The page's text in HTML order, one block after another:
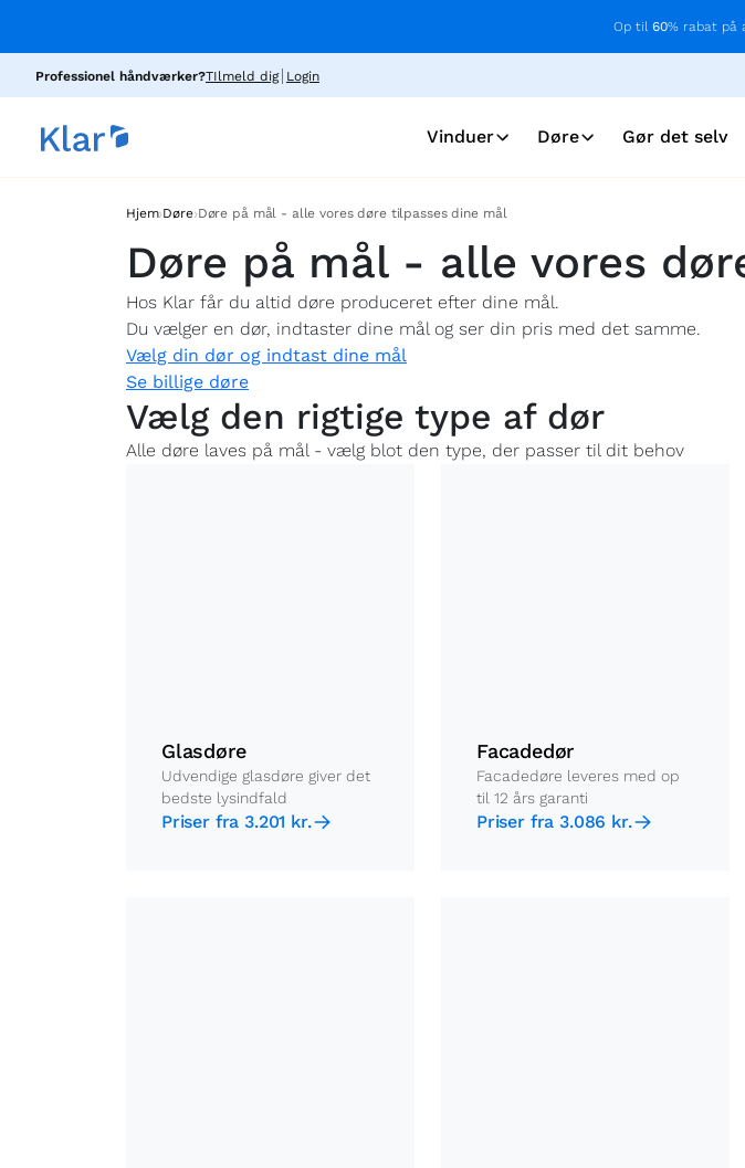
Op til 60% rabat på
Professionel håndværker?TIlmeld dig Login
Vinduer Døre Gør det selv
Hjem›Døre›Døre på mål - alle vores døre tilpasses dine mål
Døre på mål - alle vores
Hos Klar får du altid døre produceret efter dine mål.
Du vælger en dør, indtaster dine mål og ser din pris med det samme.
Vælg din dør og indtast dine mål
Se billige døre
Vælg den rigtige type af dør
Alle døre laves på mål - vælg blot den type, der passer til dit behov
Glasdøre
Udvendige glasdøre giver det
bedste lysindfald
Priser fra 3.201 kr.
Facadedør
Facadedøre leveres med op
til 12 års garanti
Priser fra 3.086 kr.